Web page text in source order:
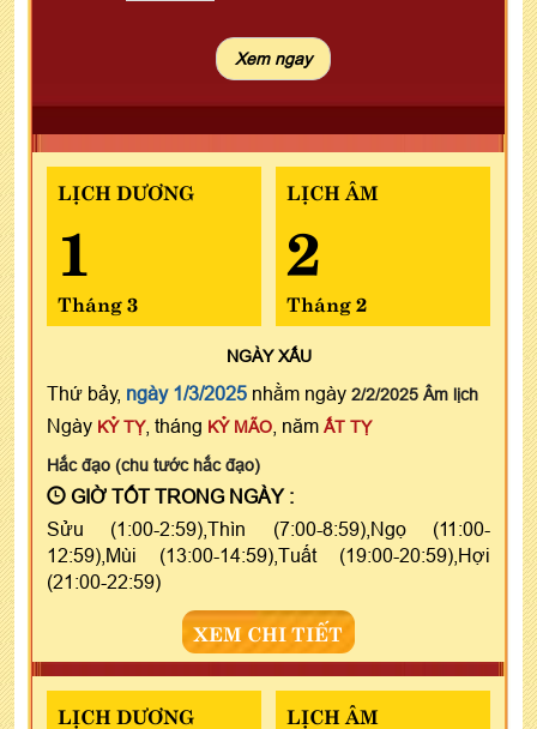
LỊCH DƯƠNG
1
Tháng 3
LỊCH ÂM
2
Tháng 2
NGÀYXẤU
Thứ bảy, ngày 1/3/2025 nhằm ngày 2/2/2025 Âm lịch
Ngày KỶ TỴ, tháng KỶ MÃO , năm ẤT TỴ
Hắc đạo (chu tước hắc đạo)
GIỜ TỐT TRONG NGÀY :
Sửu (1:00-2:59),Thìn (7:00-8:59),Ngọ (11:00-
12:59),Mùi (13:00-14:59),Tuất (19:00-20:59),Hợi
(21:00-22:59)
XEM CHI TIẾT
LỊCH DƯƠNG LỊCH ÂM